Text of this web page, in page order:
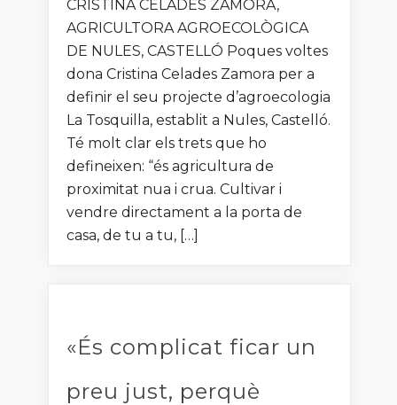
CRISTINA CELADES ZAMORA,
AGRICULTORA AGROECOLÒGICA
DE NULES, CASTELLÓ Poques voltes
dona Cristina Celades Zamora per a
definir el seu projecte d’agroecologia
La Tosquilla, establit a Nules, Castelló.
Té molt clar els trets que ho
defineixen: “és agricultura de
proximitat nua i crua. Cultivar i
vendre directament a la porta de
casa, de tu a tu, […]
«És complicat ficar un
preu just, perquè